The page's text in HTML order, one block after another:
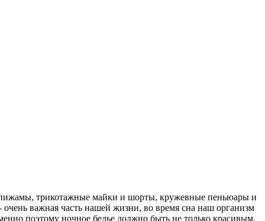
трикотажные майки и шорты, кружевные пеньюары и
важная часть нашей жизни, во время сна наш организм
поэтому ночное белье должно быть не только красивым,